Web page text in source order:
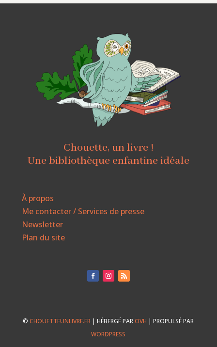
Chouette, un livre !
Une bibliothèque enfantine idéale
À propos
Me contacter / Services de presse
Newsletter
Plan du site
©CHOUETTEUNLIVRE.FR | HÉBERGÉ PAROVH | PROPULSÉ PAR
WORDPRESS